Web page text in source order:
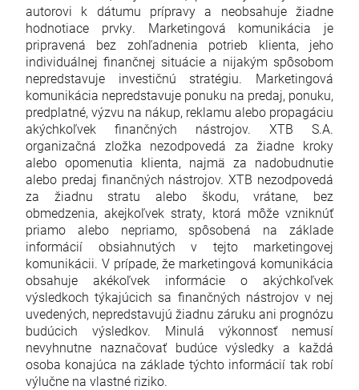
autorovi k dátumu prípravy a neobsahuje žiadne
hodnotiace prvky. Marketingová komunikácia je
pripravená bez zohľadnenia potrieb klienta, jeho
individuálnej finančnej situácie a nijakým spôsobom
nepredstavuje investičnú stratégiu. Marketingová
komunikácia nepredstavuje ponuku na predaj, ponuku,
predplatné, výzvu na nákup, reklamu alebo propagáciu
akýchkoľvek finančných nástrojov. XTB S.A.
organizačná zložka nezodpovedá za žiadne kroky
alebo opomenutia klienta, najmä za nadobudnutie
alebo predaj finančných nástrojov. XTB nezodpovedá
za žiadnu stratu alebo škodu, vrátane, bez
obmedzenia, akejkoľvek straty, ktorá môže vzniknúť
priamo alebo nepriamo, spôsobená na základe
informácií obsiahnutých v tejto marketingovej
komunikácii. V prípade, že marketingová komunikácia
obsahuje akékoľvek informácie o akýchkoľvek
výsledkoch týkajúcich sa finančných nástrojov v nej
uvedených, nepredstavujú žiadnu záruku ani prognózu
budúcich výsledkov. Minulá výkonnosť nemusí
nevyhnutne naznačovať budúce výsledky a každá
osoba konajúca na základe týchto informácií tak robí
výlučne na vlastné riziko.